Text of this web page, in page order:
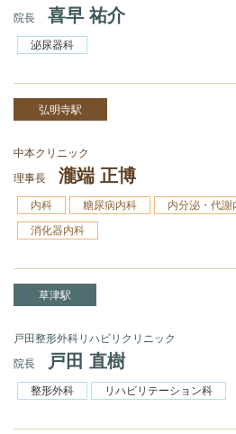
院長
喜早 祐介
泌尿器科
弘明寺駅
中本クリニック
理事長
瀧端 正博
内科 糖尿病内科 内分泌・代謝
消化器内科
草津駅
戸田整形外科リハビリクリニック
院長
戸田 直樹
整形外科 リハビリテーション科